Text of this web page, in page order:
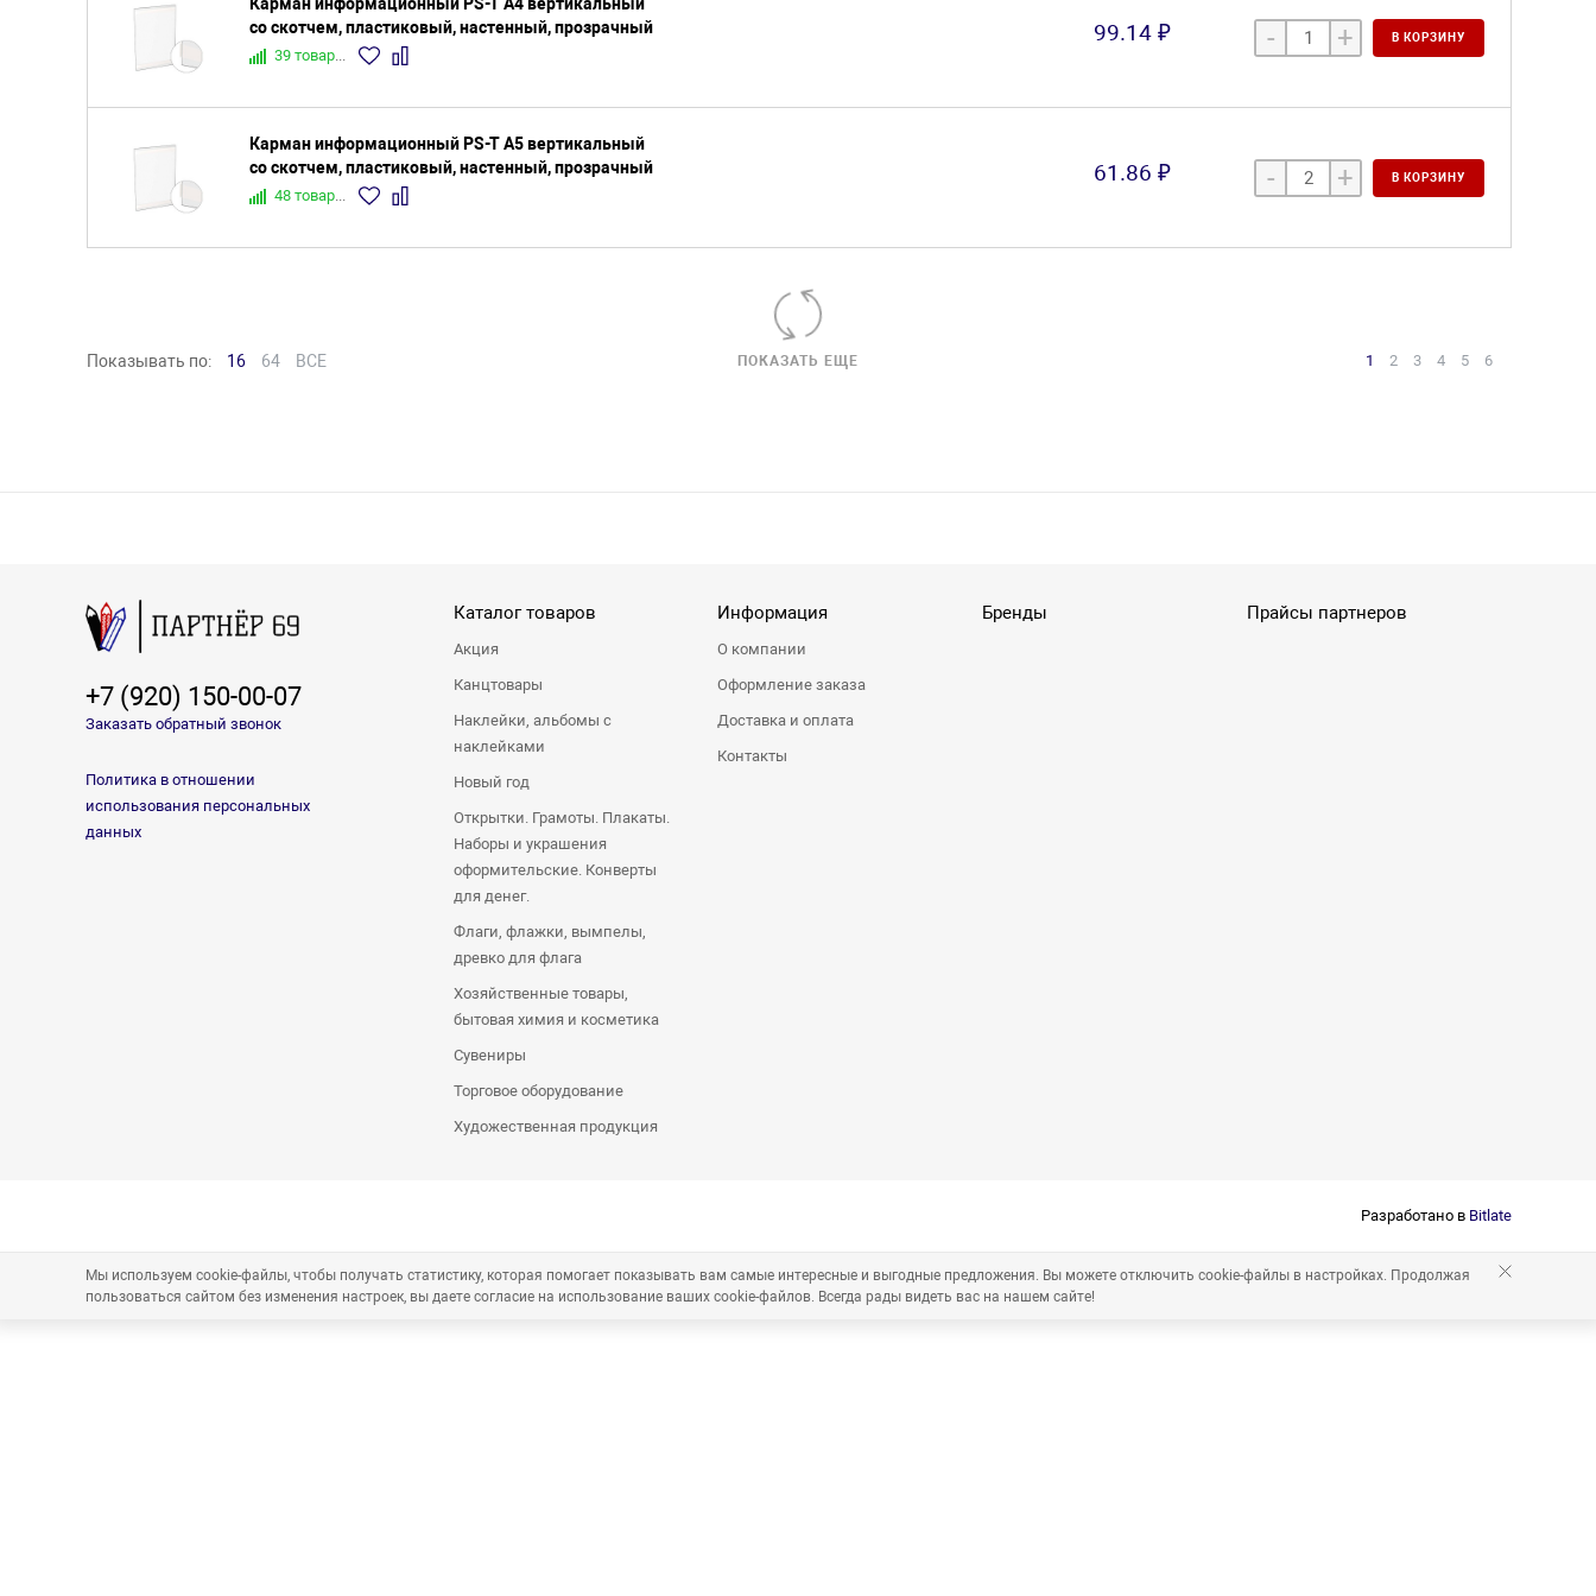
со скотчем, пластиковый, настенный, прозрачный
39 товаров
99.14 ₽ - + В КОРЗИНУ
Карман информационный PS-T A5 вертикальный
со скотчем, пластиковый, настенный, прозрачный
48 товаров
61.86 ₽ - + В КОРЗИНУ
Показывать по: 16 64 ВСЕ ПОКАЗАТЬ ЕЩЕ 1 2 3 4 5 6
+7 (920) 150-00-07
Заказать обратный звонок
Политика в отношении
использования персональных
данных
Каталог товаров
Акция
Канцтовары
Наклейки, альбомы с
наклейками
Новый год
Открытки. Грамоты. Плакаты.
Наборы и украшения
оформительские. Конверты
для денег.
Флаги, флажки, вымпелы,
древко для флага
Хозяйственные товары,
бытовая химия и косметика
Сувениры
Торговое оборудование
Художественная продукция
Информация
О компании
Оформление заказа
Доставка и оплата
Контакты
Бренды Прайсы партнеров
Разработано в Bitlate
Мы используем cookie-файлы, чтобы получать статистику, которая помогает показывать вам самые интересные и выгодные предложения. Вы можете отключить cookie-файлы в настройках. Продолжая
пользоваться сайтом без изменения настроек, вы даете согласие на использование ваших cookie-файлов. Всегда рады видеть вас на нашем сайте!